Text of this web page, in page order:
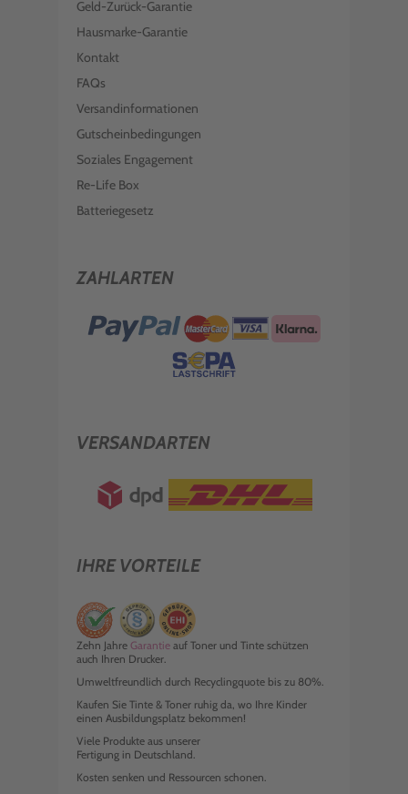
Geld-Zurück-Garantie
Hausmarke-Garantie
Kontakt
FAQs
Versandinformationen
Gutscheinbedingungen
Soziales Engagement
Re-Life Box
Batteriegesetz
ZAHLARTEN
VERSANDARTEN
IHRE VORTEILE
Zehn Jahre Garantie auf Toner und Tinte schützen
auch Ihren Drucker.
Umweltfreundlich durch Recyclingquote bis zu 80%.
Kaufen Sie Tinte & Toner ruhig da, wo Ihre Kinder
einen Ausbildungsplatz bekommen!
Viele Produkte aus unserer
Fertigung in Deutschland.
Kosten senken und Ressourcen schonen.